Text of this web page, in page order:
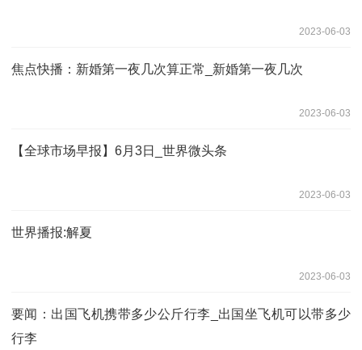
2023-06-03
焦点快播：新婚第一夜几次算正常_新婚第一夜几次
2023-06-03
【全球市场早报】6月3日_世界微头条
2023-06-03
世界播报:解夏
2023-06-03
要闻：出国飞机携带多少公斤行李_出国坐飞机可以带多少
行李